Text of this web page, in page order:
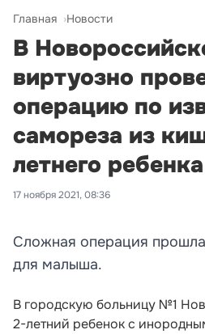
Главная Новости
В
виртуозно
операцию по
самореза из
летнего ребенка
17 ноября 2021, 08:36
Сложная операция
для малыша.
В городскую больницу №1
2-летний ребенок с